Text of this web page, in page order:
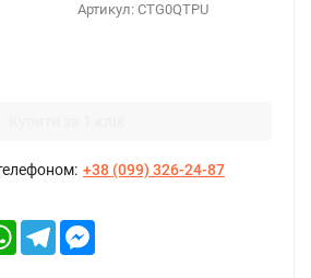
Артикул: CTG0QTPU
+38 (099) 326-24-87
WhatsApp
Telegram